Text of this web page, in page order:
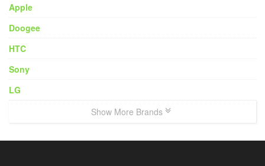
Apple
Doogee
HTC
Sony
LG
Show More Brands